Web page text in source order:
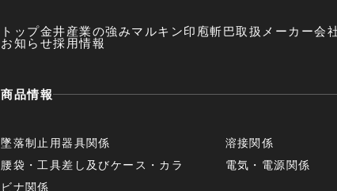
トップ金井産業の強みマルキン印 庖斬巴取扱メーカー会
お知らせ採用情報
商品情報
墜落制止用器具関係
腰袋・工具差し及びケース・カラ
ビナ関係
溶接関係
電気・電源関係